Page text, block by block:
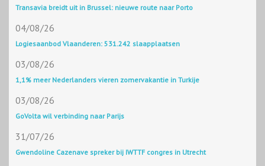
Transavia breidt uit in Brussel: nieuwe route naar Porto
04/08/26
Logiesaanbod Vlaanderen: 531.242 slaapplaatsen
03/08/26
1,1% meer Nederlanders vieren zomervakantie in Turkije
03/08/26
GoVolta wil verbinding naar Parijs
31/07/26
Gwendoline Cazenave spreker bij IWTTF congres in Utrecht